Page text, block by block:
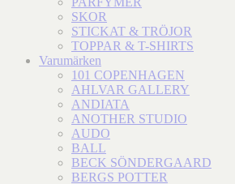
SKOR
STICKAT & TRÖJOR
TOPPAR & T-SHIRTS
Varumärken
101 COPENHAGEN
AHLVAR GALLERY
ANDIATA
ANOTHER STUDIO
AUDO
BALL
BECK SÖNDERGAARD
BERGS POTTER